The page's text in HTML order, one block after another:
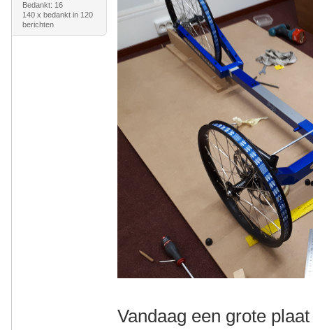
Bedankt: 16
140 x bedankt in 120
berichten
Vandaag een grote